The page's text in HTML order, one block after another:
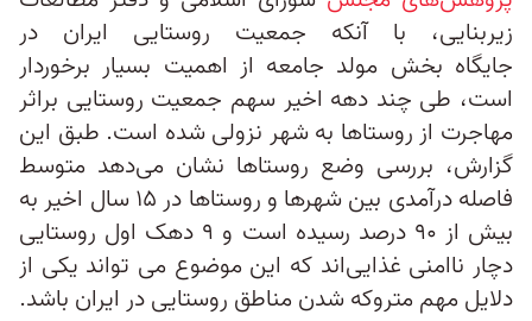
زیربنایی، با آنکه جمعیت روستایی ایران در
جایگاه بخش مولد جامعه از اهمیت بسیار برخوردار
است، طی چند دهه اخیر سهم جمعیت روستایی براثر
مهاجرت از روستاها به شهر نزولی شده است. طبق این
گزارش، بررسی وضع روستاها نشان می‌دهد متوسط
فاصله درآمدی بین شهرها و روستاها در ۱۵ سال اخیر به
بیش از ۹۰ درصد رسیده است و ۹ دهک اول روستایی
دچار ناامنی غذایی‌اند که این موضوع می تواند یکی از
دلایل مهم متروکه شدن مناطق روستایی در ایران باشد.